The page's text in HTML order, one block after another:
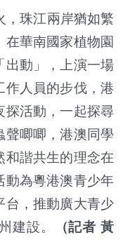
珠江兩岸猶如繁
華南國家植物園
出動」，上演一場
作人員的步伐，港
探活動，一起探尋
聲唧唧，港澳同學
和諧共生的理念在
動為粵港澳青少年
台，推動廣大青少
建設。
（記者 黃